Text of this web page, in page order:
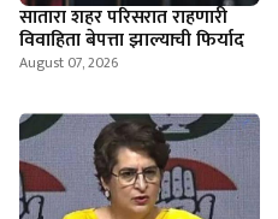
सातारा शहर परिसरात राहणारी
विवाहिता बेपत्ता झाल्याची फिर्याद
August 07, 2026